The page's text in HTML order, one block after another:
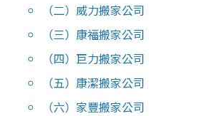
（二）威力搬家公司
（三）康福搬家公司
（四）巨力搬家公司
（五）康潔搬家公司
（六）家豐搬家公司